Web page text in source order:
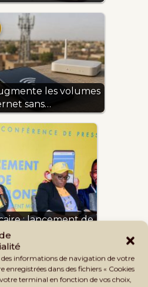
des informations de navigation de votre
enregistrées dans des fichiers « Cookies
terminal en fonction de vos choix,
les volumes
sans…
: lancement de
au Mali